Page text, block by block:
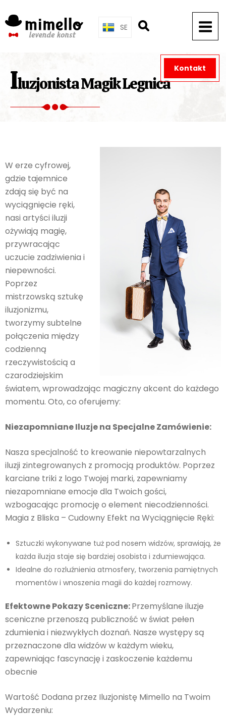
to
content
SE
Iluzjonista Magik Legnica
W erze cyfrowej,
gdzie tajemnice
zdają się być na
wyciągnięcie ręki,
nasi artyści iluzji
ożywiają magię,
przywracając
uczucie zadziwienia i
niepewności.
Poprzez
mistrzowską sztukę
iluzjonizmu,
tworzymy subtelne
połączenia między
codzienną
rzeczywistością a
czarodziejskim
światem, wprowadzając magiczny akcent do każdego
momentu. Oto, co oferujemy:
Niezapomniane Iluzje na Specjalne Zamówienie:
Nasza specjalność to kreowanie niepowtarzalnych
iluzji zintegrowanych z promocją produktów. Poprzez
karciane triki z logo Twojej marki, zapewniamy
niezapomniane emocje dla Twoich gości,
wzbogacając promocję o element niecodzienności.
Magia z Bliska – Cudowny Efekt na Wyciągnięcie Ręki:
Sztuczki wykonywane tuż pod nosem widzów, sprawiają, że
każda iluzja staje się bardziej osobista i zdumiewająca.
Idealne do rozluźnienia atmosfery, tworzenia pamiętnych
momentów i wnoszenia magii do każdej rozmowy.
Efektowne Pokazy Sceniczne:Przemyślane iluzje
sceniczne przenoszą publiczność w świat pełen
zdumienia i niezwykłych doznań. Nasze występy są
przeznaczone dla widzów w każdym wieku,
zapewniając fascynację i zaskoczenie każdemu
obecnie
Wartość Dodana przez Iluzjonistę Mimello na Twoim
Wydarzeniu:
Kontakt